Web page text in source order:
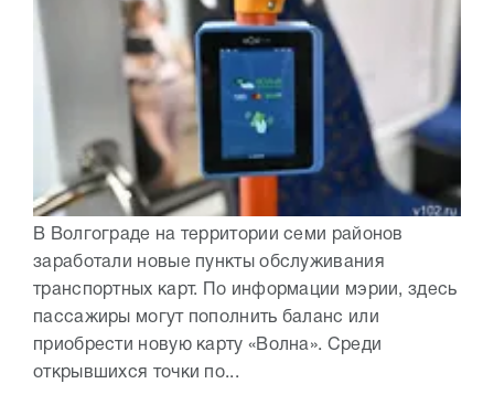
В Волгограде на территории семи районов
заработали новые пункты обслуживания
транспортных карт. По информации мэрии, здесь
пассажиры могут пополнить баланс или
приобрести новую карту «Волна». Среди
открывшихся точки по...